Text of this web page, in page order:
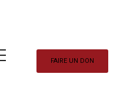
FAIRE UN DON